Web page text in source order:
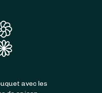
avec les